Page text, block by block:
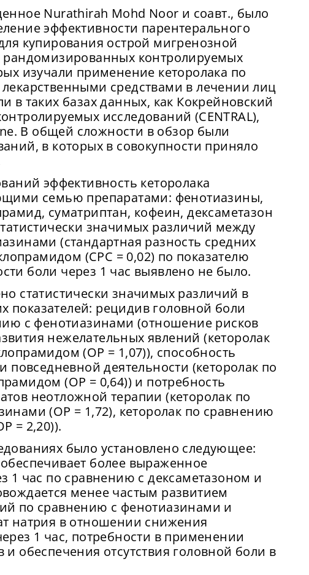
Сменить пароль!
Сменить пароль!
Новый Пароль
Придумайте пароль
Как минимум одна заглавная буква, одна цифра и
символ
Как минимум одна строчная латинская буква
Пароль должен содержать от 8 до 12 символов
Нажимая на кнопку «Продолжить», а также при
входе через аккаунты сторонних сервисов, Вы
условияПользовательского Соглашения, в том
касающееся обработки Ваших персональных
Отправить
Nurathirah Mohd Noor и соавт., было
эффективности парентерального
купирования острой мигренозной
контролируемых
изучали применение кеторолака по
средствами в лечении лиц
в таких базах данных, как Кокрейновский
исследований (CENTRAL),
В общей сложности в обзор были
в которых в совокупности приняло
эффективность кеторолака
семью препаратами: фенотиазины,
суматриптан, кофеин, дексаметазон
значимых различий между
(стандартная разность средних
(СРС = 0,02) по показателю
боли через 1 час выявлено не было.
статистически значимых различий в
рецидив головной боли
с фенотиазинами (отношение рисков
нежелательных явлений (кеторолак
(ОР = 1,07)), способность
повседневной деятельности (кеторолак по
(ОР = 0,64)) и потребность
неотложной терапии (кеторолак по
(ОР = 1,72), кеторолак по сравнению
= 2,20)).
было установлено следующее:
более выраженное
1 час по сравнению с дексаметазоном и
менее частым развитием
по сравнению с фенотиазинами и
натрия в отношении снижения
1 час, потребности в применении
и обеспечения отсутствия головной боли в
Сейчас скорость вашего интернета
могут возникнуть сложности при
сайта. Чтобы обеспечить более стабильную
подключитесь к быстрому соединению.
Продолжить просмотр